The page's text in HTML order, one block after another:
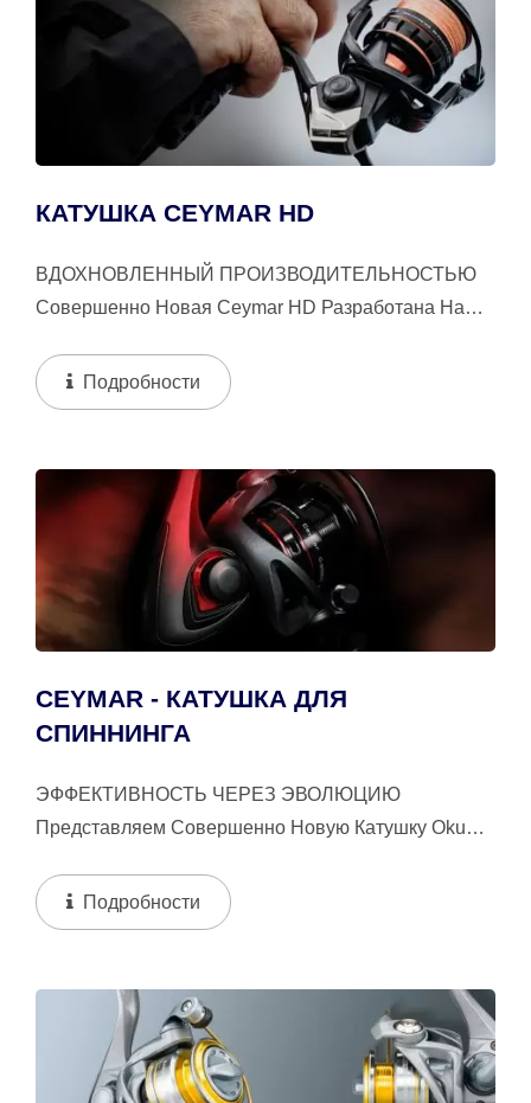
КАТУШКА CEYMAR HD
ВДОХНОВЛЕННЫЙ ПРОИЗВОДИТЕЛЬНОСТЬЮ
Совершенно Новая Ceymar HD Разработана На
Оснащена...
Подробности
CEYMAR - КАТУШКА ДЛЯ
СПИННИНГА
ЭФФЕКТИВНОСТЬ ЧЕРЕЗ ЭВОЛЮЦИЮ
Представляем Совершенно Новую Катушку Okuma
Подробности